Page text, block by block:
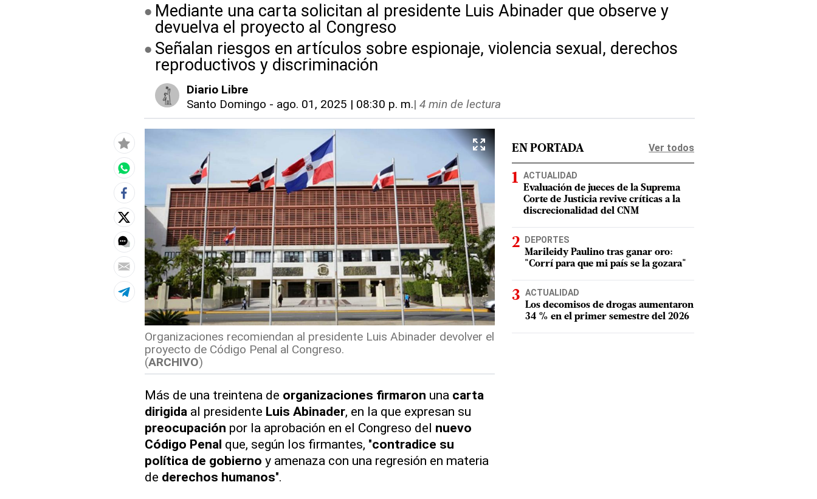
Mediante una carta solicitan al presidente Luis Abinader que observe y
devuelva el proyecto al Congreso
Señalan riesgos en artículos sobre espionaje, violencia sexual, derechos
reproductivos y discriminación
Diario Libre
Santo Domingo - ago. 01, 2025 | 08:30 p. m.| 4 min de lectura
Organizaciones recomiendan al presidente Luis Abinader devolver el
proyecto de Código Penal al Congreso.
(ARCHIVO)
Más de una treintena de organizaciones firmaron una carta
dirigida al presidente Luis Abinader, en la que expresan su
preocupación por la aprobación en el Congreso del nuevo
Código Penal que, según los firmantes, "contradice su
política de gobierno y amenaza con una regresión en materia
de derechos humanos".
EN PORTADA Ver todos
ACTUALIDAD
Evaluación de jueces de la Suprema
Corte de Justicia revive críticas a la
discrecionalidad del CNM
DEPORTES
Marileidy Paulino tras ganar oro:
"Corrí para que mi país se la gozara"
ACTUALIDAD
Los decomisos de drogas aumentaron
34 % en el primer semestre del 2026